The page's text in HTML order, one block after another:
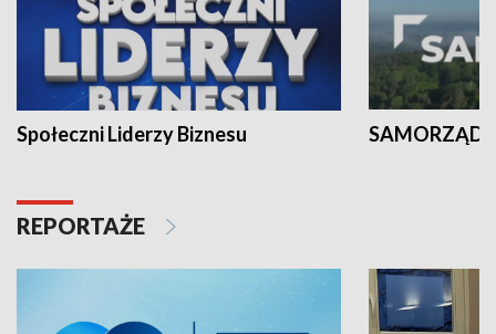
Społeczni Liderzy Biznesu SAMORZĄD
REPORTAŻE